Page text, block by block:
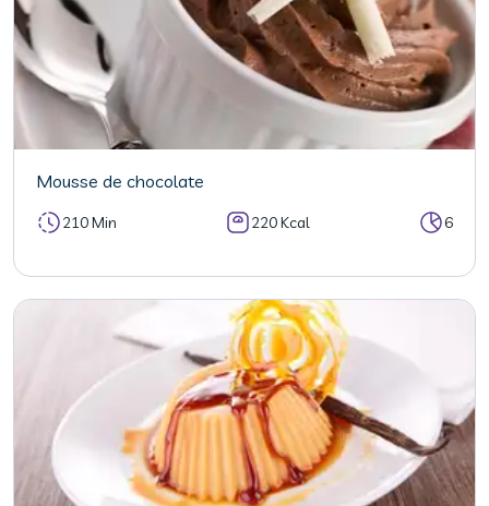
Mousse de chocolate
210 Min 220 Kcal 6